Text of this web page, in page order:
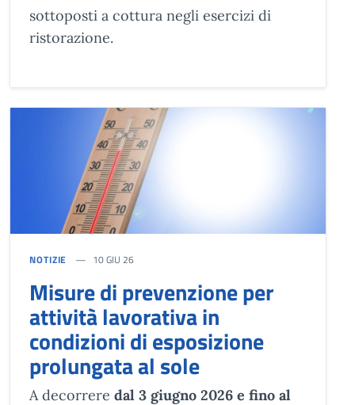
sottoposti a cottura negli esercizi di
ristorazione.
NOTIZIE 10 GIU 26
Misure di prevenzione per
attività lavorativa in
condizioni di esposizione
prolungata al sole
A decorrere dal 3 giugno 2026 e fino al